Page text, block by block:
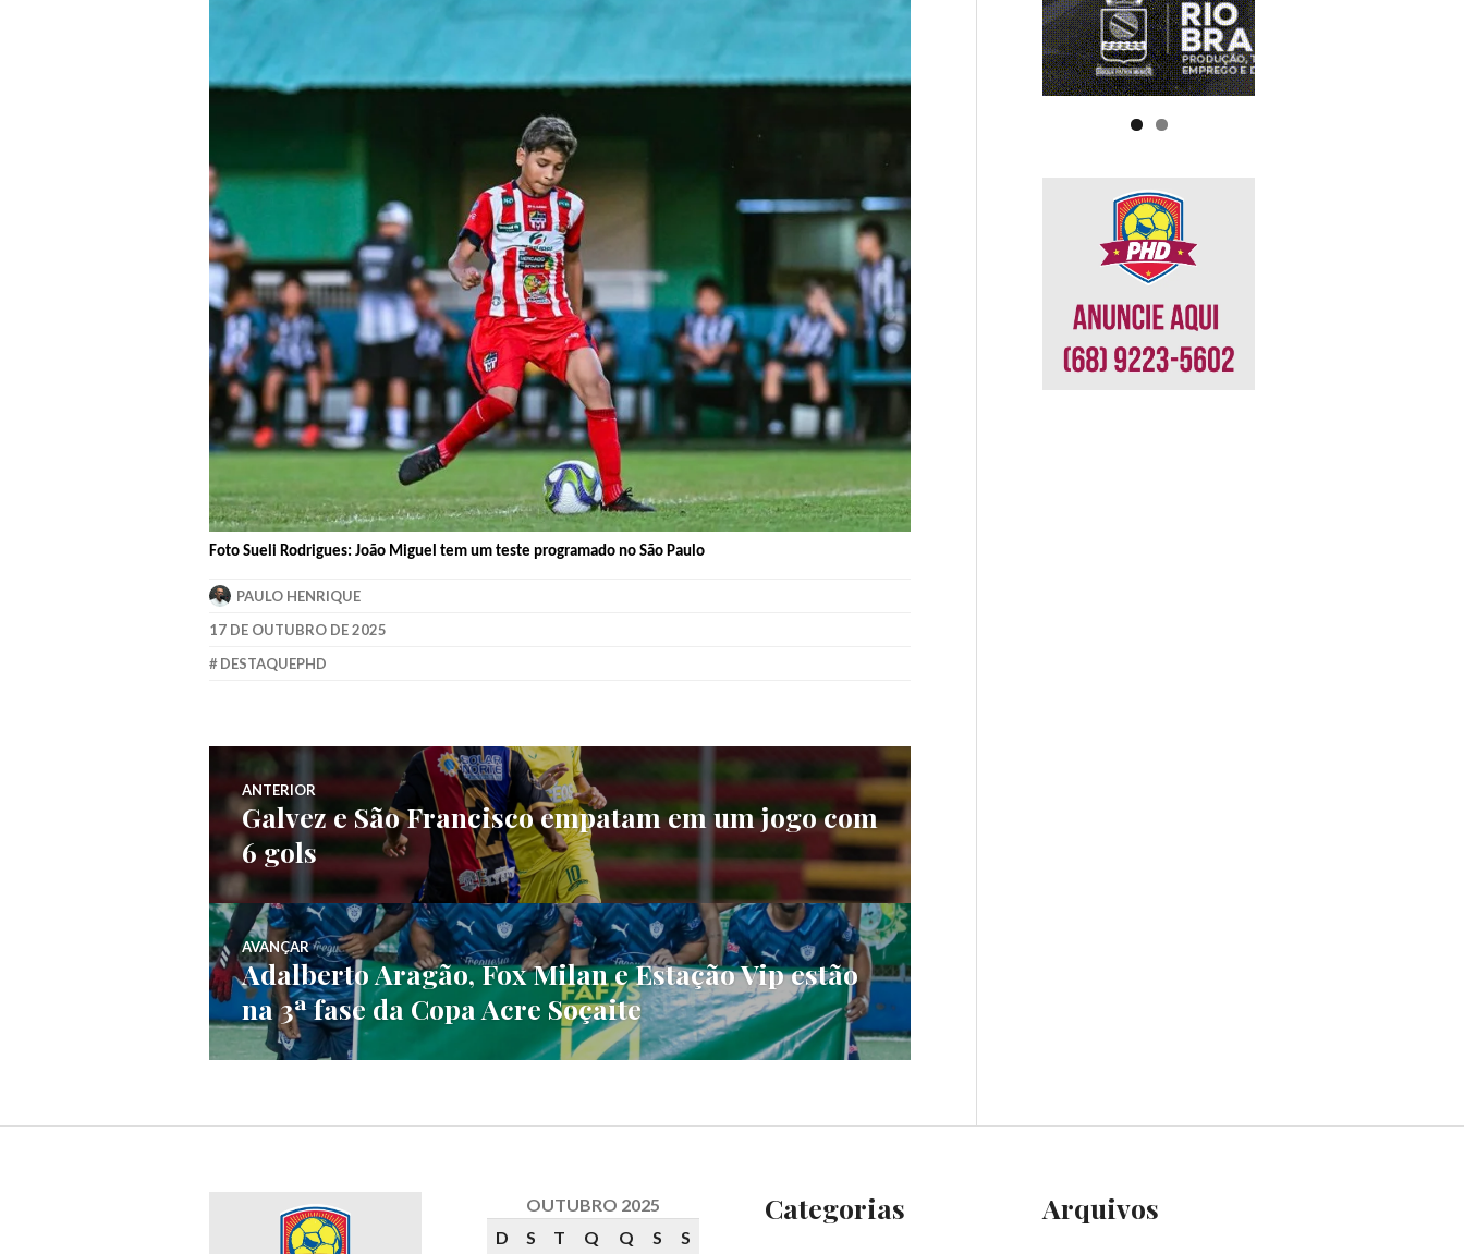
Foto Sueli Rodrigues: João Miguel tem um teste programado no São Paulo
PAULO HENRIQUE
17 DE OUTUBRO DE 2025
DESTAQUEPHD
ANTERIOR
Galvez e São Francisco empatam em um jogo com
6 gols
AVANÇAR
Adalberto Aragão, Fox Milan e Estação Vip estão
na 3ª fase da Copa Acre Soçaite
OUTUBRO 2025
D
S T Q Q S S
Categorias Arquivos